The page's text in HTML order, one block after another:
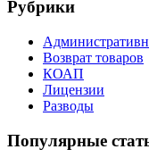
Рубрики
Возврат товаров
КОАП
Лицензии
Разводы
Популярные